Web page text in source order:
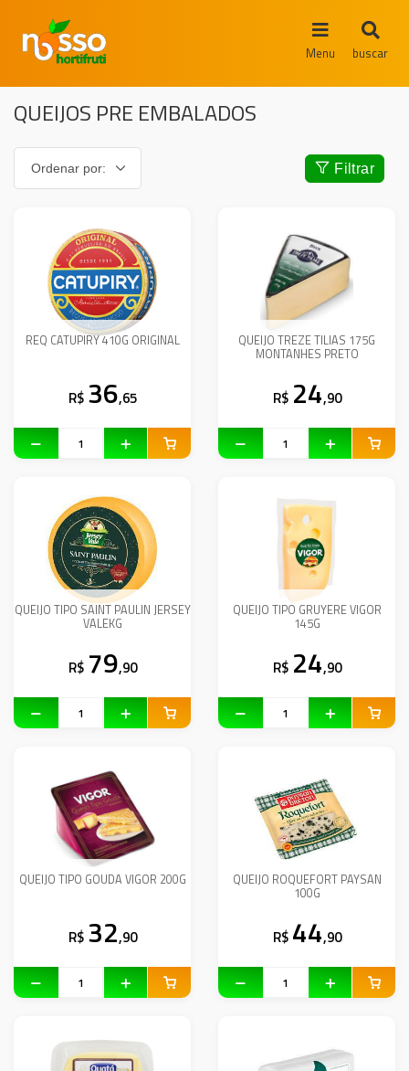
Menu buscar
QUEIJOS PRE EMBALADOS
Filtrar
REQ CATUPIRY 410G ORIGINAL
R$ 36,65
QUEIJO TREZE TILIAS 175G
MONTANHES PRETO
R$ 24,90
QUEIJO TIPO SAINT PAULIN JERSEY
VALEKG
R$ 79,90
QUEIJO TIPO GRUYERE VIGOR
145G
R$ 24,90
QUEIJO TIPO GOUDA VIGOR 200G
R$ 32,90
QUEIJO ROQUEFORT PAYSAN
100G
R$ 44,90